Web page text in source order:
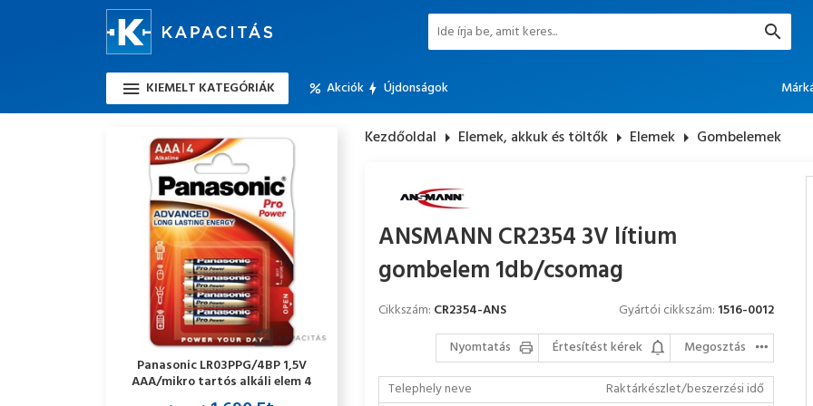
KIEMELT KATEGÓRIÁK Akciók Újdonságok
Panasonic LR03PPG/4BP 1,5V
AAA/mikro tartós alkáli elem 4
db/csomag
Kezdőoldal arrow_right Elemek, akkuk és töltők arrow_right Elemek arrow_right Gombelemek
ANSMANN CR2354 3V lítium
gombelem 1db/csomag
Cikkszám: CR2354-ANS Gyártói cikkszám: 1516-0012
Nyomtatás
Értesítést kérek
Megosztás
Telephely neve
Raktárkészlet/beszerzési idő